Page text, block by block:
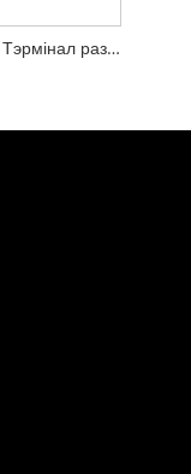
UK 411 Тэрмінал размеркавання электраэнергіі, усталяваны на рэйку, шэрага і сіняга колераў